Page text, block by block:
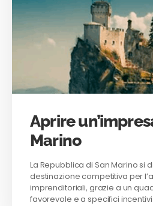
Aprire
Marino
La Repubblica di San Marino si
destinazione competitiva per
imprenditoriali, grazie a un
favorevole e a specifici